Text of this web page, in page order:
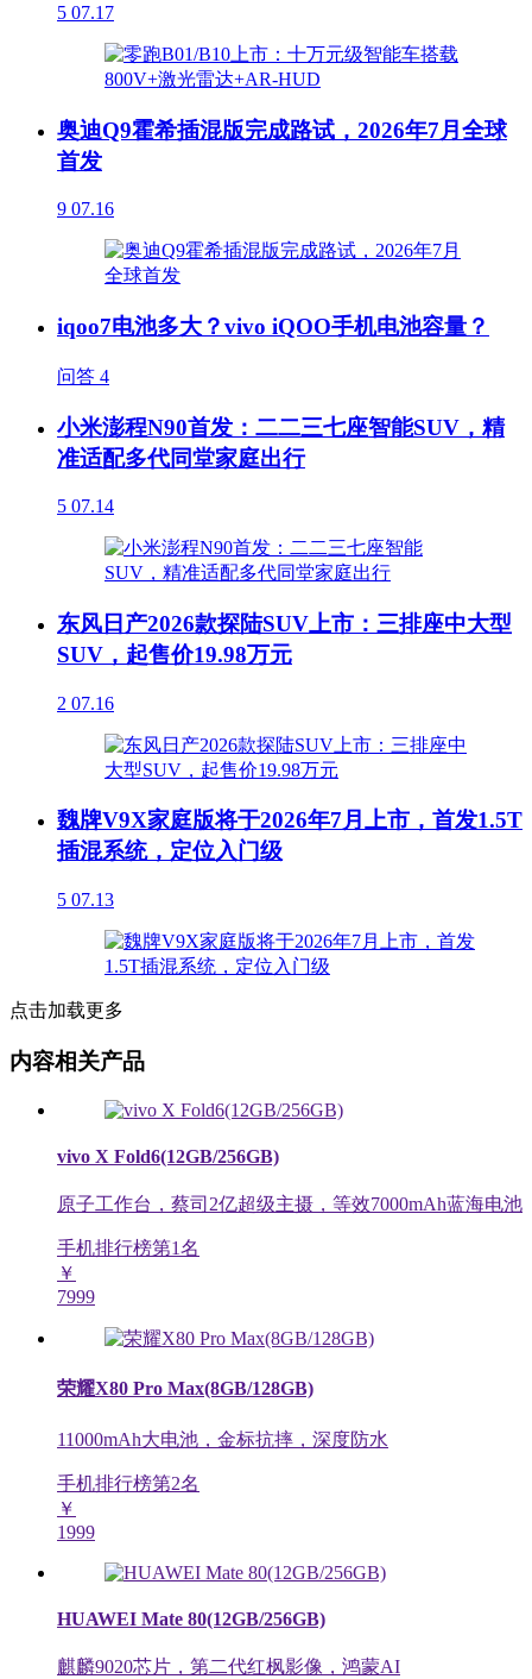
5 07.17
奥迪Q9霍希插混版完成路试，2026年7月全球
首发
9 07.16
iqoo7电池多大？vivo iQOO手机电池容量？
问答 4
小米澎程N90首发：二二三七座智能SUV，精
准适配多代同堂家庭出行
5 07.14
东风日产2026款探陆SUV上市：三排座中大型
SUV，起售价19.98万元
2 07.16
魏牌V9X家庭版将于2026年7月上市，首发1.5T
插混系统，定位入门级
5 07.13
点击加载更多
内容相关产品
vivo X Fold6(12GB/256GB)
原子工作台，蔡司2亿超级主摄，等效7000mAh蓝海电池
手机排行榜第1名
￥
7999
荣耀X80 Pro Max(8GB/128GB)
11000mAh大电池，金标抗摔，深度防水
手机排行榜第2名
￥
1999
HUAWEI Mate 80(12GB/256GB)
麒麟9020芯片，第二代红枫影像，鸿蒙AI